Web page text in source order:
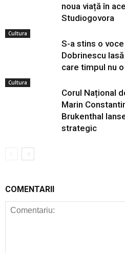
noua viață în
Studiogovora
Cultura
S-a stins o
Dobrinescu
care timpul nu
Cultura
Corul Național
Marin
Brukenthal
strategic
COMENTARII